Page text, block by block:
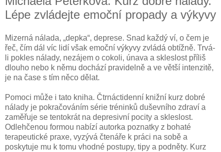
Lépe zvládejte emoční propady a výkyvy
Mizerná nálada, „depka“, deprese. Snad každý ví, o čem je
řeč, čím dál víc lidí však emoční výkyvy zvládá obtížně. Trvá-
li pokles nálady, nezájem o cokoli, únava a skleslost příliš
dlouho nebo k němu dochází pravidelně a ve větší intenzitě,
je na čase s tím něco dělat.
Pomoci může i tato kniha. Čtrnáctidenní knižní kurz dobré
nálady je pokračováním série tréninků duševního zdraví a
zaměřuje se tentokrát na depresivní pocity a skleslost.
Odlehčenou formou nabízí autorka poznatky z bohaté
terapeutické praxe, vyzývá čtenáře k práci na sobě a
poskytuje mu k tomu vhodné postupy, tipy a podněty. Kurz